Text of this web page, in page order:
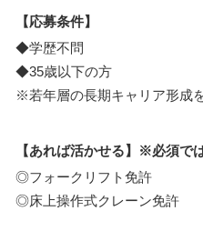
【応募条件】
◆学歴不問
◆35歳以下の方
※若年層の長期キャリア形成
【あれば活かせる】※必須で
◎フォークリフト免許
◎床上操作式クレーン免許